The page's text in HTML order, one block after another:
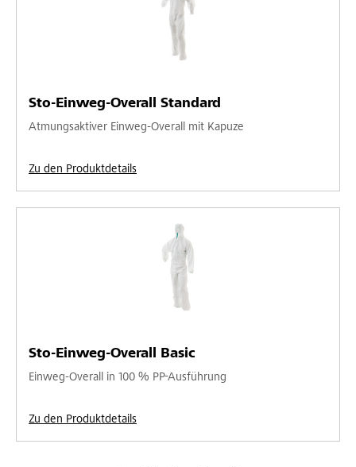
Sto-Einweg-Overall Standard
Atmungsaktiver Einweg-Overall mit Kapuze
Zu den Produktdetails
Sto-Einweg-Overall Basic
Einweg-Overall in 100 % PP-Ausführung
Zu den Produktdetails